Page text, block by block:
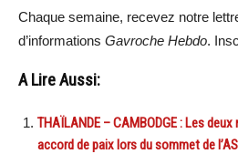
Chaque semaine, recevez notre
d’informations Gavroche Hebdo.
A Lire Aussi:
THAÏLANDE – CAMBODGE : Les
accord de paix lors du sommet de